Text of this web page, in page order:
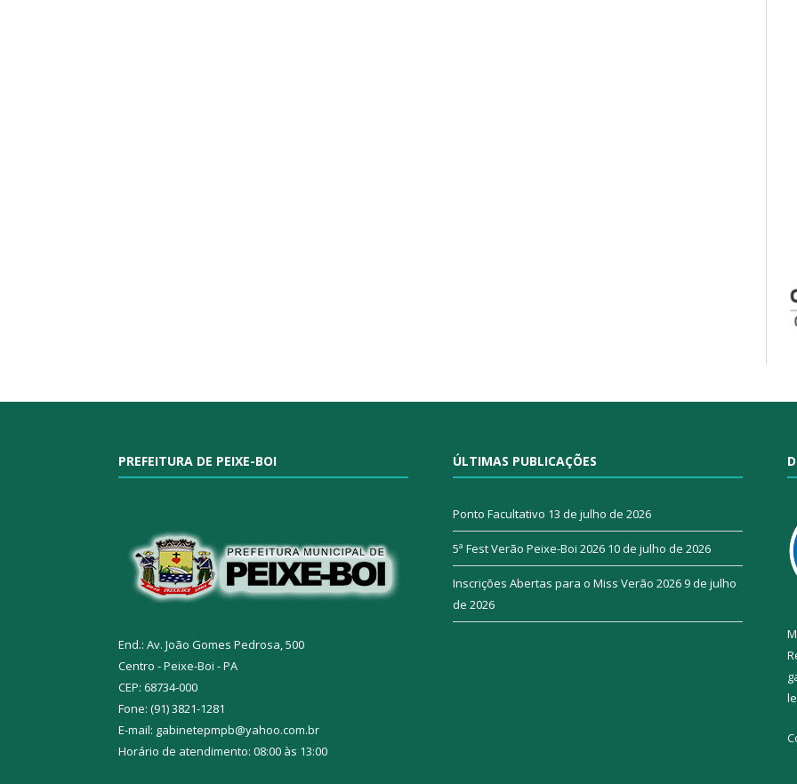
PREFEITURA DE PEIXE-BOI
End.: Av. João Gomes Pedrosa, 500
Centro - Peixe-Boi - PA
CEP: 68734-000
Fone: (91) 3821-1281
E-mail: gabinetepmpb@yahoo.com.br
Horário de atendimento: 08:00 às 13:00
ÚLTIMAS PUBLICAÇÕES
Ponto Facultativo 13 de julho de 2026
5ª Fest Verão Peixe-Boi 2026 10 de julho de 2026
Inscrições Abertas para o Miss Verão 20269 de julho
de 2026